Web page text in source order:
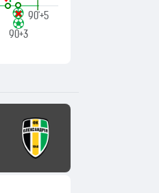
90+3
|
90'+5